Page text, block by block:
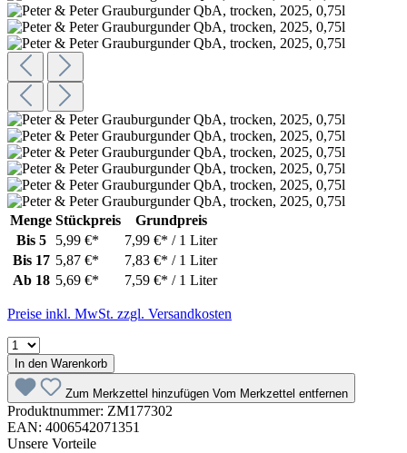
Menge Stückpreis
Grundpreis
Bis 5 5,99 €*
7,99 €* / 1 Liter
Bis 17 5,87 €*
7,83 €* / 1 Liter
Ab 18 5,69 €* 7,59 €* / 1 Liter
Preise inkl. MwSt. zzgl. Versandkosten
In den Warenkorb
Zum Merkzettel hinzufügen Vom Merkzettel entfernen
Produktnummer: ZM177302
EAN: 4006542071351
Unsere Vorteile